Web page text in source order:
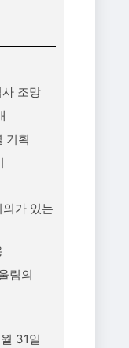
조망
기획
가 있는
림의
31일